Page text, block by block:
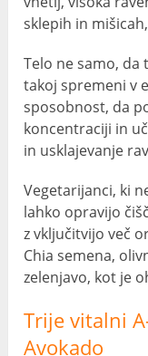
sklepih in
Telo ne samo,
takoj spremeni v
sposobnost, da
koncentraciji in
in usklajevanje
Vegetarijanci, ki
lahko opravijo
z vključitvijo več
Chia semena,
zelenjavo, kot je
Trije vitalni
Avokado